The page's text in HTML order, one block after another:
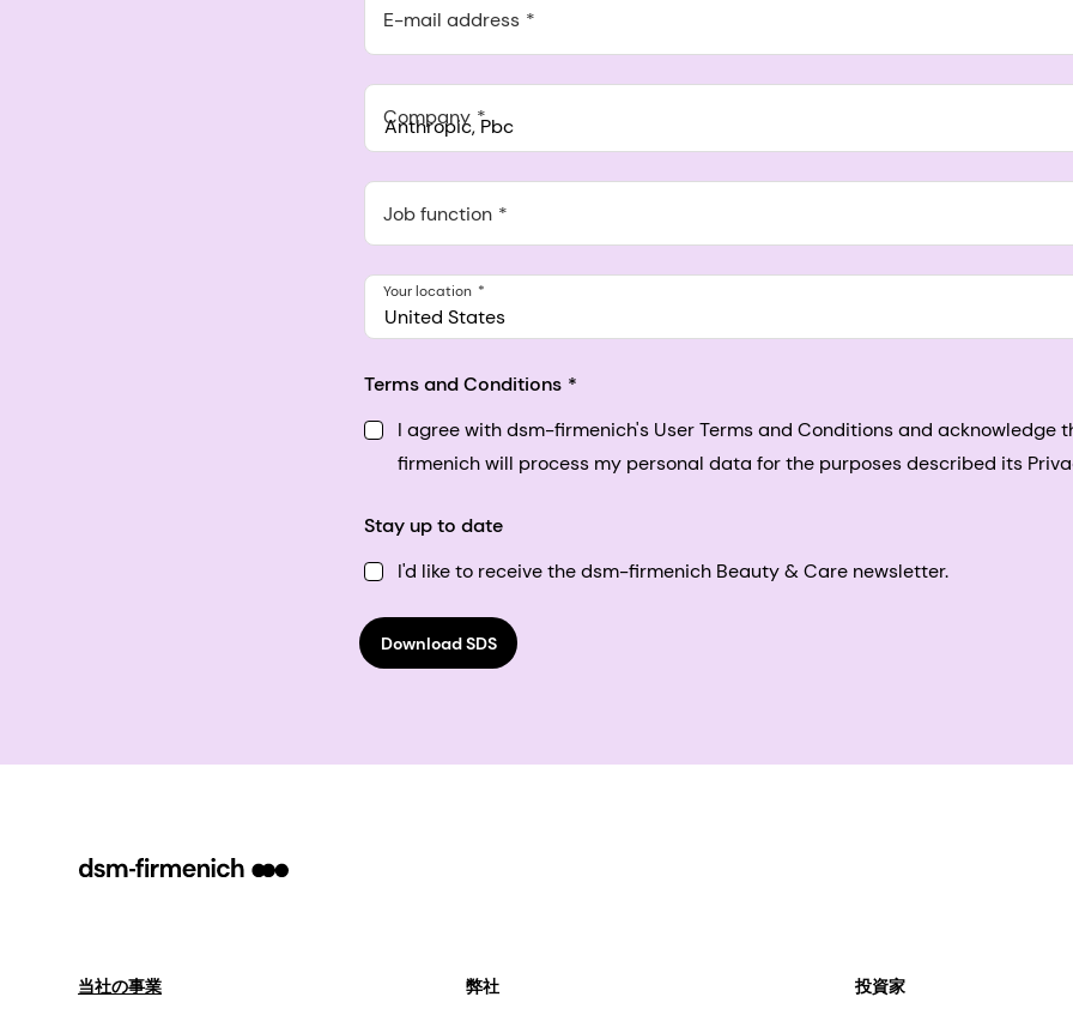
E-mail address
Company
Anthropic, PBC
548 Market St Pmb 90375, San Francisco, California, US
Job function
United States
Your location
Terms and Conditions
I agree with dsm-firmenich's User Terms and Conditions and acknowledge
firmenich will process my personal data for the purposes described its
Stay up to date
I'd like to receive the dsm-firmenich Beauty & Care newsletter.
Download SDS
当社の事業 弊社 投資家